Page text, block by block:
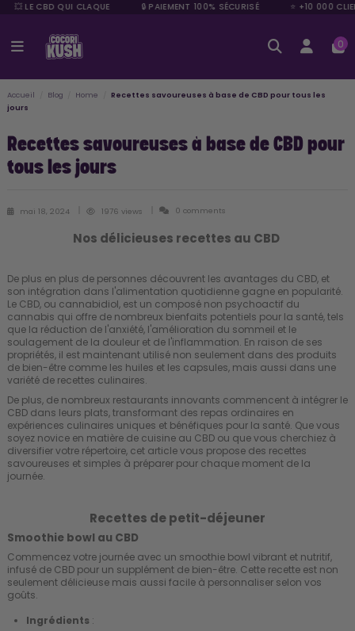
💥 LE CBD QUI CLAQUE 🔒 PAIEMENT 100% SÉCURISÉ ⭐ +10 000
0
Accueil Blog Home
Recettes savoureuses à base de CBD pour tous les
jours
Recettes savoureuses à base de CBD pour
tous les jours
mai 18, 2024 1976 views 0 comments
Nos délicieuses recettes au CBD
De plus en plus de personnes découvrent les avantages du CBD, et
son intégration dans l'alimentation quotidienne gagne en popularité.
Le CBD, ou cannabidiol, est un composé non psychoactif du
cannabis qui offre de nombreux bienfaits potentiels pour la santé, tels
que la réduction de l'anxiété, l'amélioration du sommeil et le
soulagement de la douleur et de l'inflammation. En raison de ses
propriétés, il est maintenant utilisé non seulement dans des produits
de bien-être comme les huiles et les capsules, mais aussi dans une
variété de recettes culinaires.
De plus, de nombreux restaurants innovants commencent à intégrer le
CBD dans leurs plats, transformant des repas ordinaires en
expériences culinaires uniques et bénéfiques pour la santé. Que vous
soyez novice en matière de cuisine au CBD ou que vous cherchiez à
diversifier votre répertoire, cet article vous propose des recettes
savoureuses et simples à préparer pour chaque moment de la
journée.
Recettes de petit-déjeuner
Smoothie bowl au CBD
Commencez votre journée avec un smoothie bowl vibrant et nutritif,
infusé de CBD pour un supplément de bien-être. Cette recette est non
seulement délicieuse mais aussi facile à personnaliser selon vos
goûts.
Ingrédients :